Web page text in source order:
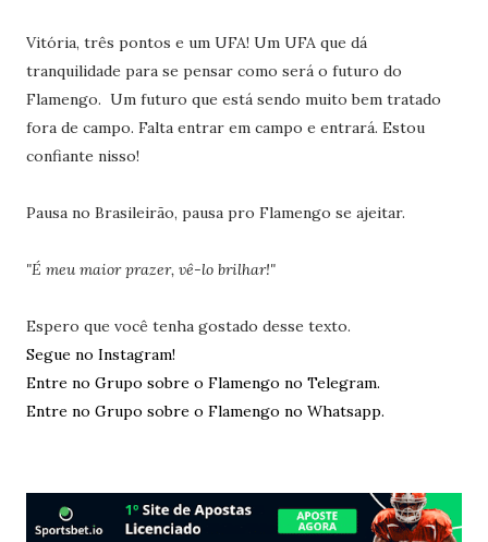
Vitória, três pontos e um UFA! Um UFA que dá
tranquilidade para se pensar como será o futuro do
Flamengo. Um futuro que está sendo muito bem tratado
fora de campo. Falta entrar em campo e entrará. Estou
confiante nisso!
Pausa no Brasileirão, pausa pro Flamengo se ajeitar.
"É meu maior prazer, vê-lo brilhar!"
Espero que você tenha gostado desse texto.
Segue no Instagram!
Entre no Grupo sobre o Flamengo no Telegram.
Entre no Grupo sobre o Flamengo no Whatsapp.